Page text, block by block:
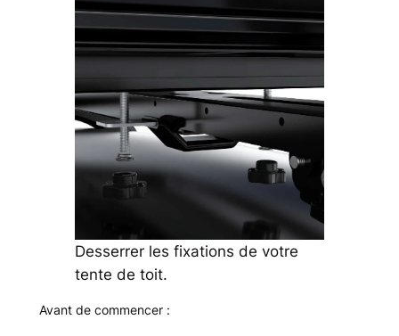
Desserrer les fixations de votre
tente de toit.
Avant de commencer :